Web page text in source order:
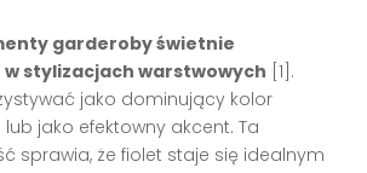
garderoby świetnie
w stylizacjach warstwowych [1].
jako dominujący kolor
jako efektowny akcent. Ta
sprawia, że fiolet staje się idealnym